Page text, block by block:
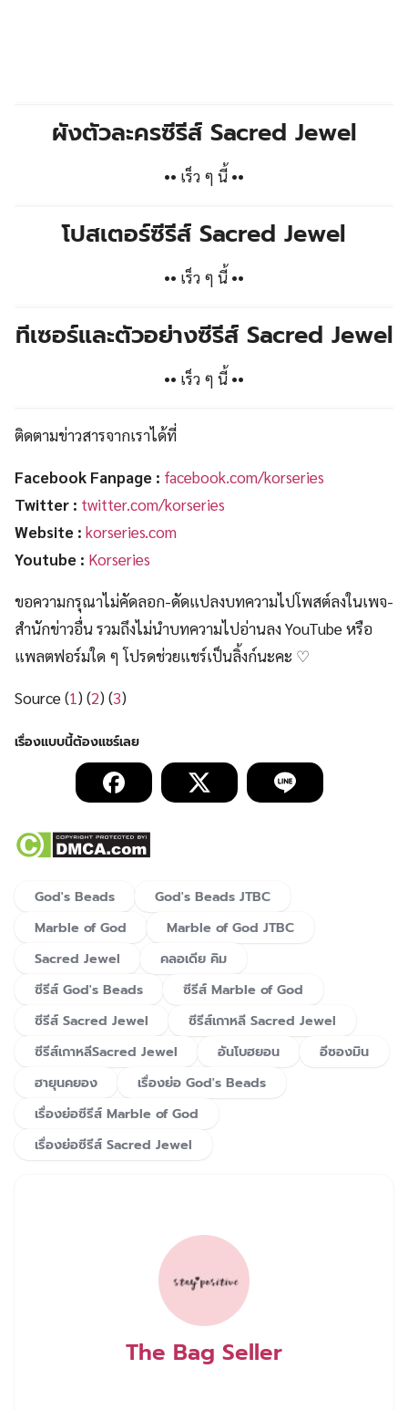
ผังตัวละครซีรีส์ Sacred Jewel
•• เร็ว ๆ นี้ ••
โปสเตอร์ซีรีส์ Sacred Jewel
•• เร็ว ๆ นี้ ••
ทีเซอร์และตัวอย่างซีรีส์ Sacred Jewel
•• เร็ว ๆ นี้ ••
ติดตามข่าวสารจากเราได้ที่
Facebook Fanpage : facebook.com/korseries
Twitter : twitter.com/korseries
Website : korseries.com
Youtube : Korseries
ขอความกรุณาไม่คัดลอก-ดัดแปลงบทความไปโพสต์ลงในเพจ-
สำนักข่าวอื่น รวมถึงไม่นำบทความไปอ่านลง YouTube หรือ
แพลตฟอร์มใด ๆ โปรดช่วยแชร์เป็นลิ้งก์นะคะ ♡
Source (1) (2) (3)
God's Beads
God's Beads JTBC
Marble of God
Marble of God JTBC
Sacred Jewel
คลอเดีย คิม
ซีรีส์ God's Beads
ซีรีส์ Marble of God
ซีรีส์ Sacred Jewel
ซีรีส์เกาหลี Sacred Jewel
ซีรีส์เกาหลีSacred Jewel
อันโบฮยอน
อีซองมิน
ฮายุนคยอง
เรื่องย่อ God's Beads
เรื่องย่อซีรีส์ Marble of God
เรื่องย่อซีรีส์ Sacred Jewel
The Bag Seller